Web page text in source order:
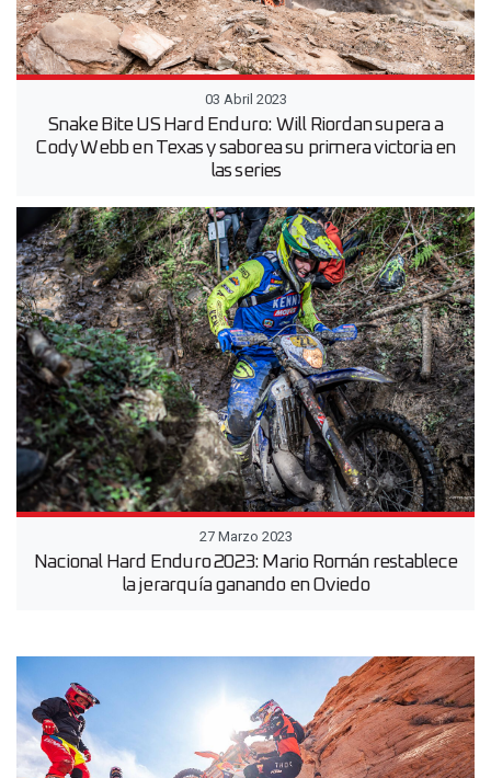
03 Abril 2023
Snake Bite US Hard Enduro: Will Riordan supera a
Cody Webb en Texas y saborea su primera victoria en
las series
27 Marzo 2023
Nacional Hard Enduro 2023: Mario Román restablece
la jerarquía ganando en Oviedo